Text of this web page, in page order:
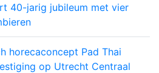
40-jarig jubileum met vier
horecaconcept Pad Thai
op Utrecht Centraal